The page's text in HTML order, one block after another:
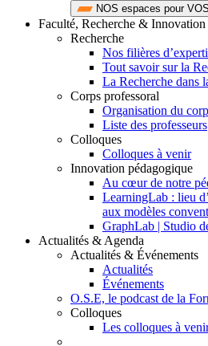
NOS espaces pour
Faculté, Recherche & Innovation
Recherche
Nos filières
Tout savoir sur la
La Recherche dans
Corps professoral
Organisation du
Liste des professeurs
Colloques
Colloques à venir
Innovation pédagogique
Au cœur de notre
LearningLab : lieu
aux modèles
GraphLab | Studio
Actualités & Agenda
Actualités & Événements
Actualités
Événements
O.S.E, le podcast de la
Colloques
Les colloques à